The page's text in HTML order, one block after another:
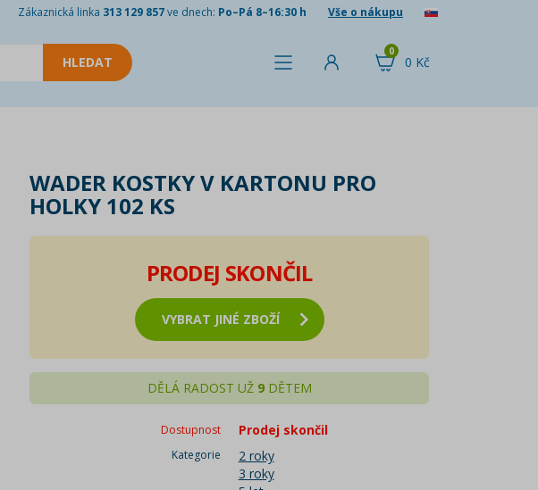
Zákaznická linka 313 129 857ve dnech: Po–Pá 8–16:30 h Vše o nákupu
0 Kč
0
WADER KOSTKY V KARTONU PRO
HOLKY 102 KS
PRODEJ SKONČIL
VYBRAT JINÉ ZBOŽÍ
DĚLÁ RADOST UŽ 9DĚTEM
Dostupnost Prodej skončil
Kategorie
2 roky
3 roky